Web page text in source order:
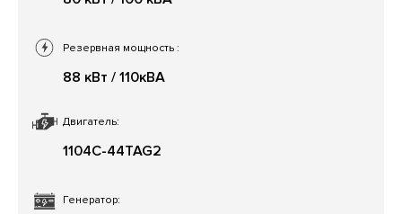
Двигатель:
1104C-44TAG2
Резервная мощность :
88 кВт / 110кВА
Генератор: